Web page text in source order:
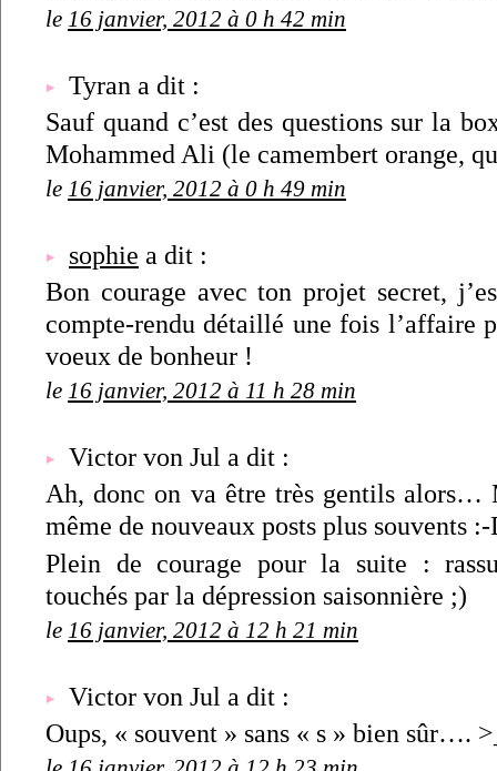
le 16 janvier, 2012 à 0 h 42 min
Tyran a dit :
Sauf quand c’est des questions sur la
Mohammed Ali (le camembert orange,
le 16 janvier, 2012 à 0 h 49 min
sophie a dit :
Bon courage avec ton projet secret,
compte-rendu détaillé une fois l’affaire
voeux de bonheur !
le 16 janvier, 2012 à 11 h 28 min
Victor von Jul a dit :
Ah, donc on va être très gentils alors…
même de nouveaux posts plus souvents
Plein de courage pour la suite :
touchés par la dépression saisonnière ;)
le 16 janvier, 2012 à 12 h 21 min
Victor von Jul a dit :
Oups, « souvent » sans « s » bien sûr….